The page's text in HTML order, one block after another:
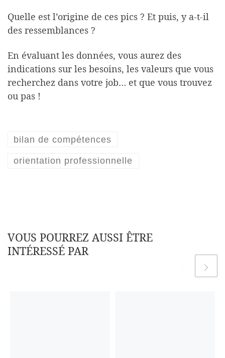
Quelle est l’origine de ces pics ? Et puis, y a-t-il
des ressemblances ?
En évaluant les données, vous aurez des
indications sur les besoins, les valeurs que vous
recherchez dans votre job… et que vous trouvez
ou pas !
bilan de compétences
orientation professionnelle
VOUS POURREZ AUSSI ÊTRE
INTÉRESSÉ PAR